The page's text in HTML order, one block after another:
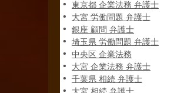
東京都 企業法務 弁護士
大宮 労働問題 弁護士
銀座 顧問 弁護士
埼玉県 労働問題 弁護士
中央区 企業法務
大宮 企業法務 弁護士
千葉県 相続 弁護士